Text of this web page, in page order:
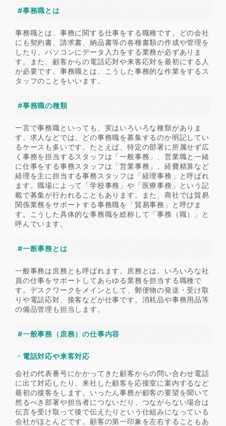
#事務職とは
事務職とは、事務に関する仕事をする職種です。どの会社
にも契約書、請求書、納品書等の各種書類の作成や管理を
したり、パソコンにデータ入力をする業務が必ずありま
す。また、顧客からの電話応対や来客応対を最初にする人
が必要です。事務職とは、こうした事務的な作業をするス
タッフのことをいいます。
#事務職の種類
一言で事務職といっても、実はいろいろな種類がありま
す。求人などでは、どの事務職を募集するのか明記してい
るケースも多いです。たとえば、特定の部署に所属せず広
く事務を担当するスタッフは「一般事務」、営業職と一緒
に仕事をする事務スタッフは「営業事務」、経費精算など
経理を主に担当する事務スタッフは「経理事務」と呼ばれ
ます。職場によって「学校事務」や「医療事務」という記
載で募集が行われることもあります。また、商社では貿易
関係業務をサポートする事務職を「貿易事務」と呼びま
す。こうした具体的な事務職を総称して「事務（職）」と
呼んでいます。
#一般事務とは
一般事務は庶務とも呼ばれます。庶務とは、いろいろな社
員の仕事をサポートしてあらゆる業務を担当する職種で
す。デスクワークをメインとして、郵便物の発送・受け取
りや電話応対、接客などが仕事です。消耗品や事務用品等
の備品管理も担当します。
#一般事務（庶務）の仕事内容
・電話対応や来客対応
会社の代表番号にかかってきた顧客からの問い合わせ電話
に出て対応したり、来社した顧客を応接室に案内するなど
最初の接客をします。いったん事務が顧客の要望を聞いて
然るべき部署や担当者につないだり、つながらない場合は
伝言を受け取って後で伝えたりという仕組みになっている
会社がほとんどです。顧客の第一印象を左右することもあ